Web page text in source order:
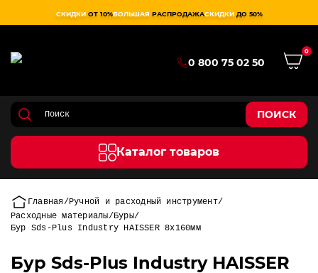
СКИДКИ ОТ 10%БОЛЬШАЯ РАСПРОДАЖАСКИДКИ ДО 50%
0 800 75 02 50
0
ПОИСК
Каталог товаров
Главная
Ручной и расходный инструмент
Расходные материалы
Буры
Бур Sds-Plus Industry HAISSER 8х160мм
Бур Sds-Plus Industry HAISSER